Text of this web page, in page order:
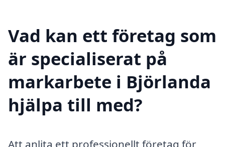
Vad kan ett företag som
är specialiserat på
markarbete i Björlanda
hjälpa till med?
Att anlita ett professionellt företag för